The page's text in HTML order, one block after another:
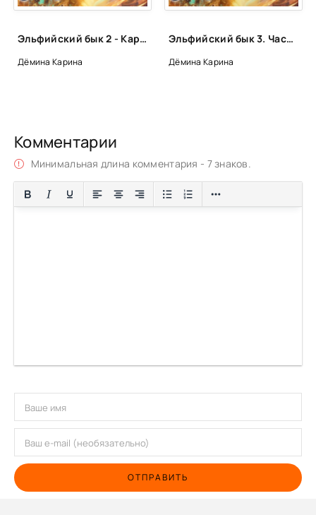
Эльфийский бык 2 - Карина Дёмина
Дёмина Карина
Эльфийский бык 3. Часть 2 - Карина Дёмина
Дёмина Карина
Комментарии
Минимальная длина комментария - 7 знаков.
ОТПРАВИТЬ